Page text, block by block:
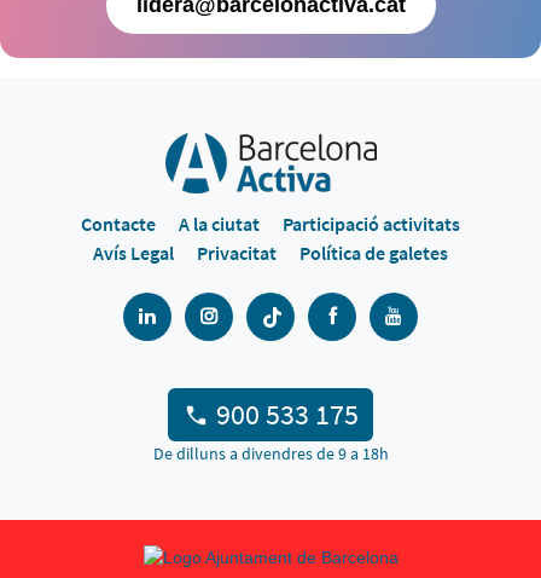
Contacte A la ciutat
Participació activitats
Avís Legal
Privacitat Política de galetes
900 533 175
De dilluns a divendres de 9 a 18h